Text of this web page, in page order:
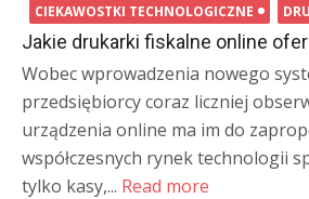
CIEKAWOSTKI TECHNOLOGICZNE
Jakie drukarki fiskalne online
Wobec wprowadzenia nowego
przedsiębiorcy coraz liczniej
urządzenia online ma im do
współczesnych rynek technologii
tylko kasy,... Read more